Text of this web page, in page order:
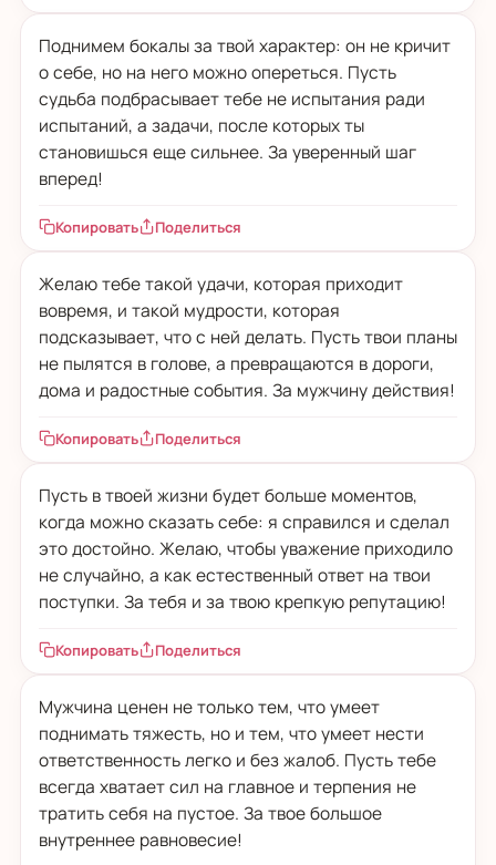
Поднимем бокалы за твой характер: он не кричит
о себе, но на него можно опереться. Пусть
судьба подбрасывает тебе не испытания ради
испытаний, а задачи, после которых ты
становишься еще сильнее. За уверенный шаг
вперед!
Копировать Поделиться
Желаю тебе такой удачи, которая приходит
вовремя, и такой мудрости, которая
подсказывает, что с ней делать. Пусть твои планы
не пылятся в голове, а превращаются в дороги,
дома и радостные события. За мужчину действия!
Копировать Поделиться
Пусть в твоей жизни будет больше моментов,
когда можно сказать себе: я справился и сделал
это достойно. Желаю, чтобы уважение приходило
не случайно, а как естественный ответ на твои
поступки. За тебя и за твою крепкую репутацию!
Копировать Поделиться
Мужчина ценен не только тем, что умеет
поднимать тяжесть, но и тем, что умеет нести
ответственность легко и без жалоб. Пусть тебе
всегда хватает сил на главное и терпения не
тратить себя на пустое. За твое большое
внутреннее равновесие!